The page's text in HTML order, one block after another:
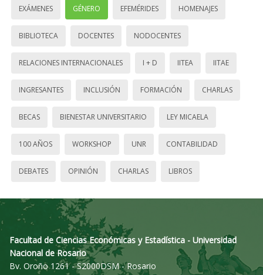
EXÁMENES GÉNERO EFEMÉRIDES HOMENAJES
BIBLIOTECA DOCENTES NODOCENTES
RELACIONES INTERNACIONALES I + D IITEA IITAE
INGRESANTES INCLUSIÓN FORMACIÓN CHARLAS
BECAS BIENESTAR UNIVERSITARIO LEY MICAELA
100 AÑOS WORKSHOP UNR CONTABILIDAD
DEBATES OPINIÓN CHARLAS LIBROS
Facultad de Ciencias Económicas y Estadística - Universidad
Nacional de Rosario
Bv. Oroño 1261 - S2000DSM - Rosario